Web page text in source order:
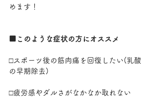
めます！
■このような症状の方にオススメ
□スポーツ後の筋肉痛を回復したい(乳酸
の早期除去)
□疲労感やダルさがなかなか取れない